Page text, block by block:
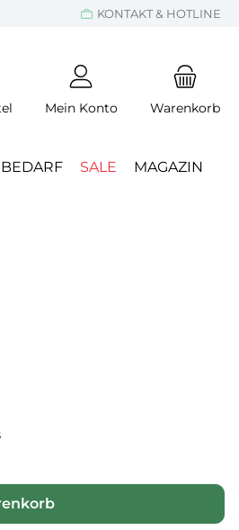
KONTAKT & HOTLINE
Mein Konto Warenkorb
SALE MAGAZIN